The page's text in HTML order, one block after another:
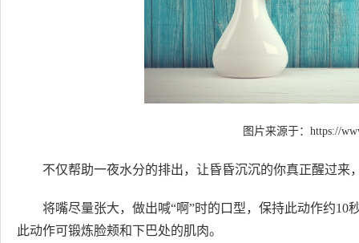
图片来源于： https://
不仅帮助一夜水分的排出，让昏昏沉沉的你真正醒过来
将嘴尽量张大，做出喊“啊”时的口型，保持此动作约
此动作可锻炼脸颊和下巴处的肌肉。